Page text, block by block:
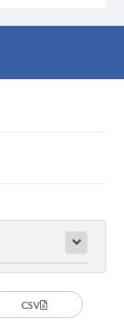
CSV